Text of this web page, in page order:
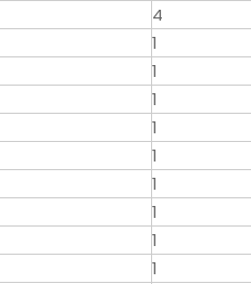
4
1
1
1
1
1
1
1
1
1